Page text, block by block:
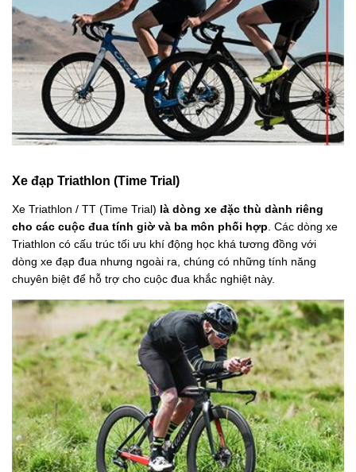
Xe đạp Triathlon (Time Trial)
Xe Triathlon / TT (Time Trial) là dòng xe đặc thù dành riêng
cho các cuộc đua tính giờ và ba môn phối hợp . Các dòng xe
Triathlon có cấu trúc tối ưu khí động học khá tương đồng với
dòng xe đạp đua nhưng ngoài ra, chúng có những tính năng
chuyên biệt để hỗ trợ cho cuộc đua khắc nghiệt này.